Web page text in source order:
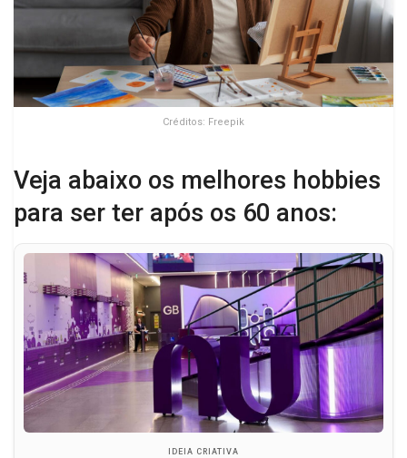
Créditos: Freepik
Veja abaixo os melhores hobbies
para ser ter após os 60 anos:
IDEIA CRIATIVA